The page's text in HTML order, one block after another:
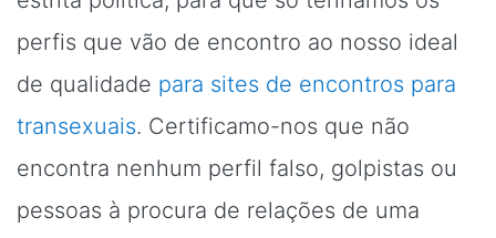
perfis que vão de encontro ao nosso ideal
de qualidade para sites de encontros para
transexuais. Certificamo-nos que não
encontra nenhum perfil falso, golpistas ou
pessoas à procura de relações de uma